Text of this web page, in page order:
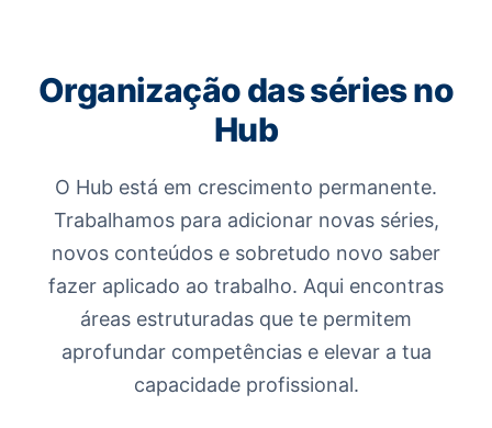
Organização das séries no
Hub
O Hub está em crescimento permanente.
Trabalhamos para adicionar novas séries,
novos conteúdos e sobretudo novo saber
fazer aplicado ao trabalho. Aqui encontras
áreas estruturadas que te permitem
aprofundar competências e elevar a tua
capacidade profissional.